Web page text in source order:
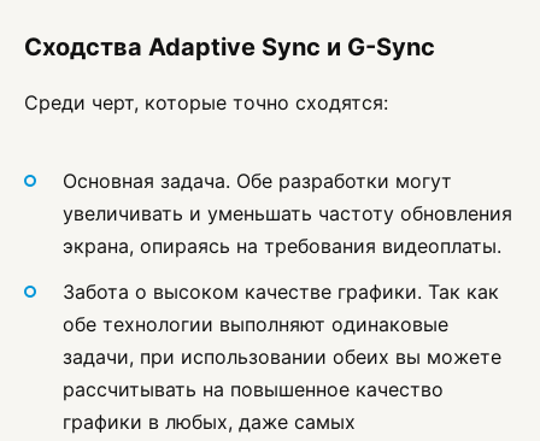
Сходства Adaptive Sync и G-Sync
Среди черт, которые точно сходятся:
Основная задача. Обе разработки могут
увеличивать и уменьшать частоту обновления
экрана, опираясь на требования видеоплаты.
Забота о высоком качестве графики. Так как
обе технологии выполняют одинаковые
задачи, при использовании обеих вы можете
рассчитывать на повышенное качество
графики в любых, даже самых